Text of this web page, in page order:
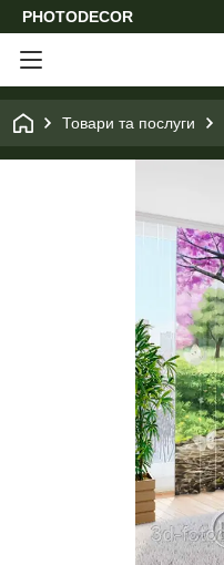
PHOTODECOR
Товари та послуги